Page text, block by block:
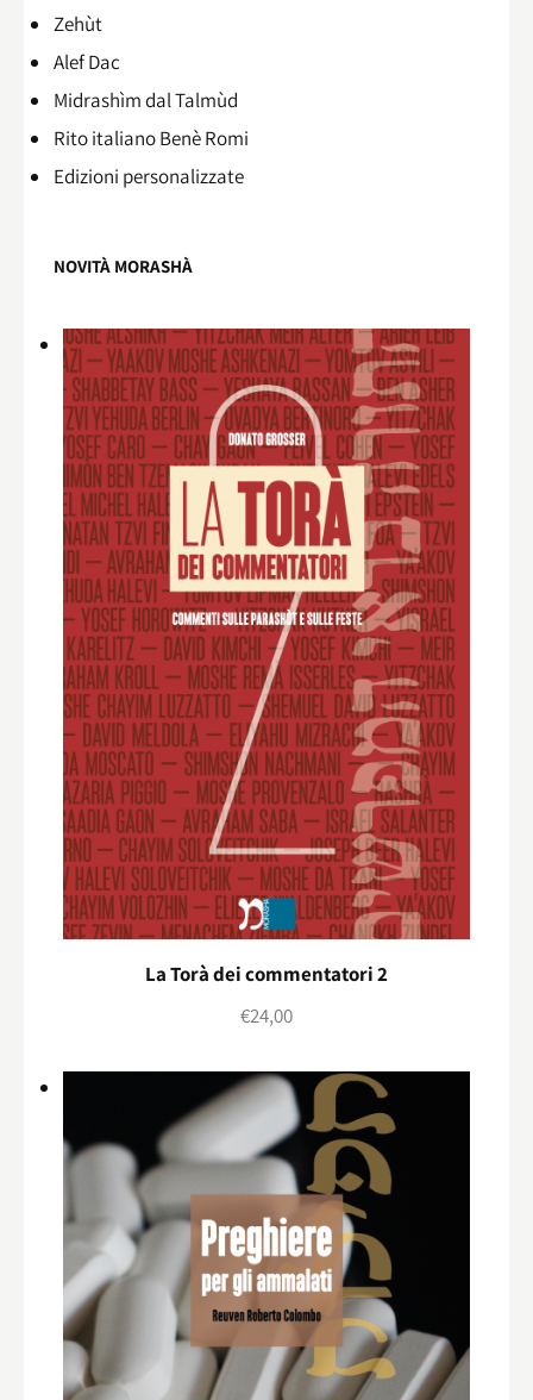
Zehùt
Alef Dac
Midrashìm dal Talmùd
Rito italiano Benè Romi​
Edizioni personalizzate
NOVITÀ MORASHÀ
La Torà dei commentatori 2
€24,00